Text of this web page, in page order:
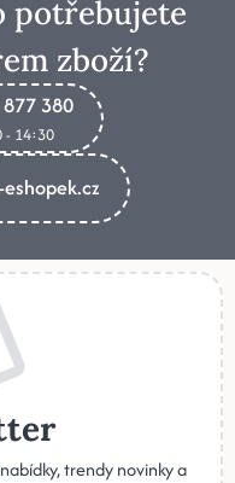
potřebujete
zboží?
380
- 14:30
trendy novinky a